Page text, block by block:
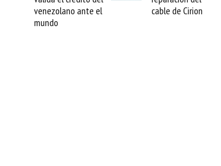
venezolano ante el
mundo
cable de Cirion